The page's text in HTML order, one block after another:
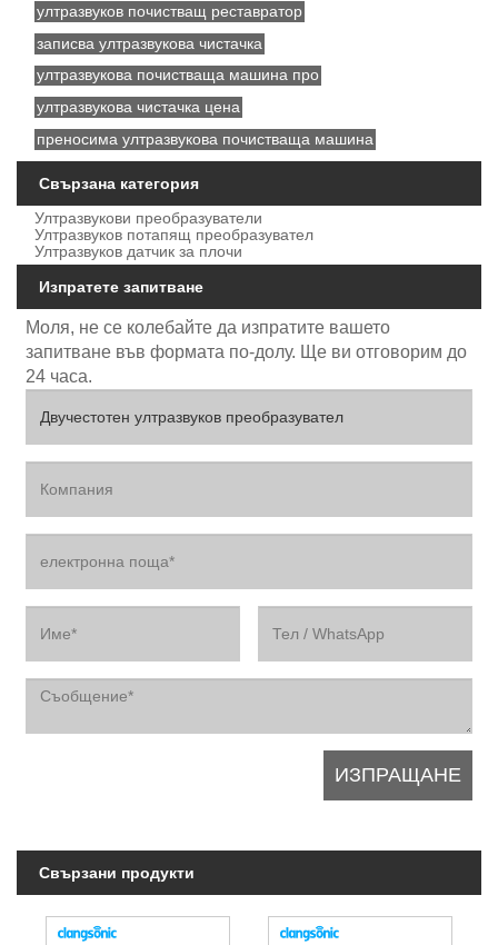
ултразвуков почистващ реставратор
записва ултразвукова чистачка
ултразвукова почистваща машина про
ултразвукова чистачка цена
преносима ултразвукова почистваща машина
Свързана категория
Ултразвукови преобразуватели
Ултразвуков потапящ преобразувател
Ултразвуков датчик за плочи
Изпратете запитване
Моля, не се колебайте да изпратите вашето
запитване във формата по-долу. Ще ви отговорим до
24 часа.
Свързани продукти